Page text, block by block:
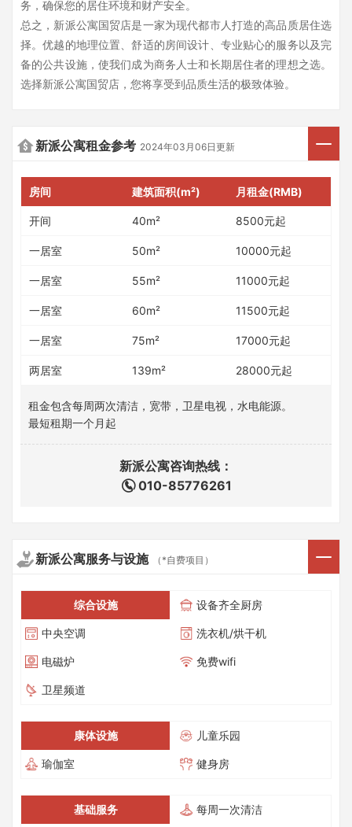
务，确保您的居住环境和财产安全。
总之，新派公寓国贸店是一家为现代都市人打造的高品质居住选
择。优越的地理位置、舒适的房间设计、专业贴心的服务以及完
备的公共设施，使我们成为商务人士和长期居住者的理想之选。
选择新派公寓国贸店，您将享受到品质生活的极致体验。
新派公寓租金参考 2024年03月06日更新
房间 建筑面积(m²) 月租金(RMB)
开间 40m² 8500元起
一居室 50m² 10000元起
一居室 55m² 11000元起
一居室 60m² 11500元起
一居室 75m² 17000元起
两居室 139m² 28000元起
租金包含每周两次清洁，宽带，卫星电视，水电能源。
最短租期一个月起
新派公寓咨询热线：
010-85776261
新派公寓服务与设施 （*自费项目）
综合设施 设备齐全厨房
中央空调 洗衣机/烘干机
电磁炉 免费wifi
卫星频道
康体设施 儿童乐园
瑜伽室 健身房
基础服务 每周一次清洁